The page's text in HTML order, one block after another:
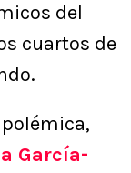
del
cuartos de
García-